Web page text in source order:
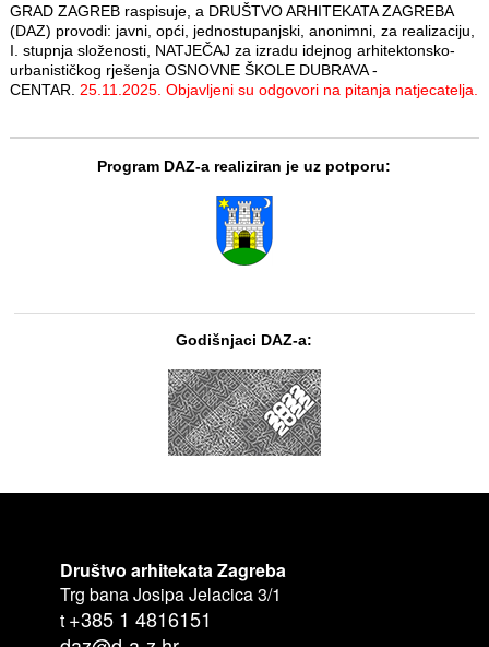
GRAD ZAGREB raspisuje, a DRUŠTVO ARHITEKATA ZAGREBA
(DAZ) provodi: javni, opći, jednostupanjski, anonimni, za realizaciju,
I. stupnja složenosti, NATJEČAJ za izradu idejnog arhitektonsko-
urbanističkog rješenja OSNOVNE ŠKOLE DUBRAVA -
CENTAR. 25.11.2025. Objavljeni su odgovori na pitanja natjecatelja.
Program DAZ-a realiziran je uz potporu:
Godišnjaci DAZ-a:
Društvo arhitekata Zagreba
Trg bana Josipa Jelacica 3/1
t +385 1 4816151